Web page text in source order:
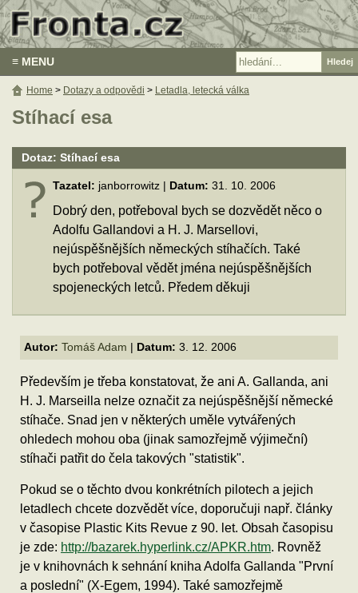
≡ MENU
Stíhací esa
Dotaz: Stíhací esa
Tazatel: janborrowitz | Datum: 31. 10. 2006
Dobrý den, potřeboval bych se dozvědět něco o
Adolfu Gallandovi a H. J. Marsellovi,
nejúspěšnějších německých stíhačích. Také
bych potřeboval vědět jména nejúspěšnějších
spojeneckých letců. Předem děkuji
Autor: Tomáš Adam Datum: 3. 12. 2006
Především je třeba konstatovat, že ani A. Gallanda, ani
H. J. Marseilla nelze označit za nejúspěšnější německé
stíhače. Snad jen v některých uměle vytvářených
ohledech mohou oba (jinak samozřejmě výjimeční)
stíhači patřit do čela takových "statistik".
Pokud se o těchto dvou konkrétních pilotech a jejich
letadlech chcete dozvědět více, doporučuji např. články
v časopise Plastic Kits Revue z 90. let. Obsah časopisu
je zde: http://bazarek.hyperlink.cz/APKR.htm. Rovněž
je v knihovnách k sehnání kniha Adolfa Gallanda "První
a poslední" (X-Egem, 1994). Také samozřejmě
Home > Dotazy a odpovědi > Letadla, letecká válka